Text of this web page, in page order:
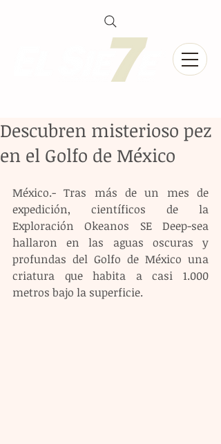
Descubren misterioso pez
en el Golfo de México
México.- Tras más de un mes de
expedición, científicos de la
Exploración Okeanos SE Deep-sea
hallaron en las aguas oscuras y
profundas del Golfo de México una
criatura que habita a casi 1.000
metros bajo la superficie.